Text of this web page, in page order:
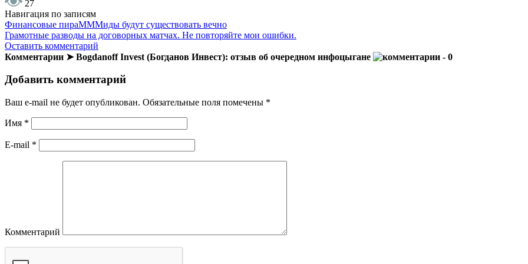
27
Навигация по записям
Финансовые пираМММиды будут существовать вечно
Грамотные разводы на договорных матчах. Не повторяйте мои ошибки.
Оставить комментарий
Комментарии ➤ Bogdanoff Invest (Богданов Инвест): отзыв об очередном инфоцыгане
- 0
Добавить комментарий
Ваш e-mail не будет опубликован. Обязательные поля помечены *
Имя *
E-mail *
Комментарий